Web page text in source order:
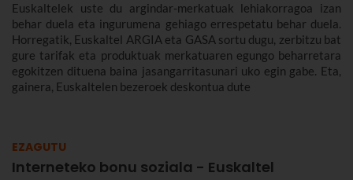
Euskaltelek uste du argindar-merkatuak lehiakorragoa izan
behar duela eta ingurumena gehiago errespetatu behar duela.
Horregatik, Euskaltel ARGIA eta GASA sortu dugu, zerbitzu bat
gure tarifak eta produktuak merkatuaren egungo beharretara
egokitzen dituena baina jasangarritasunari uko egin gabe. Eta,
gainera, Euskaltelen bezeroek deskontua dute
EZAGUTU
Interneteko bonu soziala - Euskaltel